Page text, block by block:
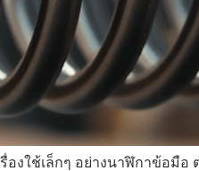
งใช้เล็กๆ อย่างนาฬิกาข้อมือ